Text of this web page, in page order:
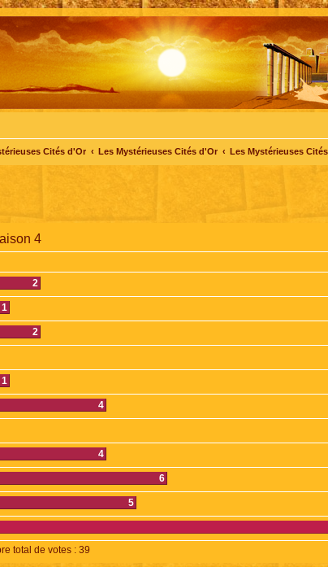
Cités d'Or Les Mystérieuses Cités d'Or Les Mystérieuses
4
2
1
2
1
4
4
6
5
total de votes : 39